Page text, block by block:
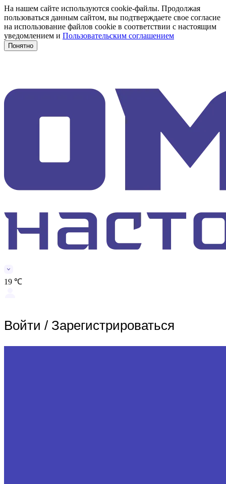
На нашем сайте используются cookie-файлы. Продолжая
пользоваться данным сайтом, вы подтверждаете свое согласие
на использование файлов cookie в соответствии с настоящим
уведомлением и Пользовательским соглашением
Понятно
19 ℃
Войти / Зарегистрироваться